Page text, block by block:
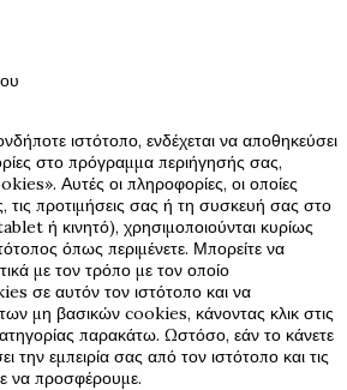
ιστότοπο, ενδέχεται να αποθηκεύσει
στο πρόγραμμα περιήγησής σας,
Αυτές οι πληροφορίες, οι οποίες
τις προτιμήσεις σας ή τη συσκευή σας στο
ή κινητό), χρησιμοποιούνται κυρίως
όπως περιμένετε. Μπορείτε να
με τον τρόπο με τον οποίο
σε αυτόν τον ιστότοπο και να
μη βασικών cookies, κάνοντας κλικ στις
παρακάτω. Ωστόσο, εάν το κάνετε
την εμπειρία σας από τον ιστότοπο και τις
να προσφέρουμε.